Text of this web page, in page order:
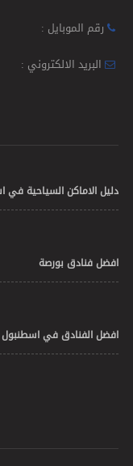
رقم الموبايل :
البريد الالكتروني :
دليل الاماكن السياحية في
افضل فنادق بورصة
افضل الفنادق في اسطنبول